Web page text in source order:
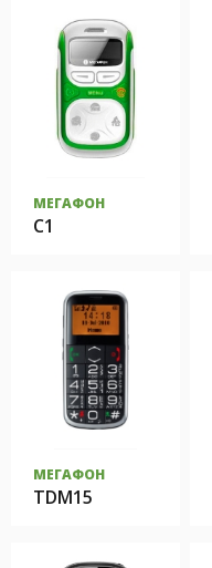
МЕГАФОН
C1
МЕГАФОН
TDM15